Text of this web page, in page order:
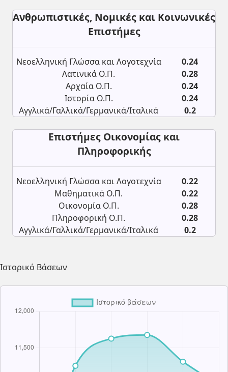
Ανθρωπιστικές, Νομικές και Κοινωνικές
Επιστήμες
Νεοελληνική Γλώσσα και Λογοτεχνία
0.24
Λατινικά Ο.Π.
0.28
Αρχαία Ο.Π.
0.24
Ιστορία Ο.Π.
0.24
Αγγλικά/Γαλλικά/Γερμανικά/Ιταλικά
0.2
Επιστήμες Οικονομίας και
Πληροφορικής
Νεοελληνική Γλώσσα και Λογοτεχνία
0.22
Μαθηματικά Ο.Π.
0.22
Οικονομία Ο.Π.
0.28
Πληροφορική Ο.Π.
0.28
Αγγλικά/Γαλλικά/Γερμανικά/Ιταλικά
0.2
Ιστορικό Βάσεων